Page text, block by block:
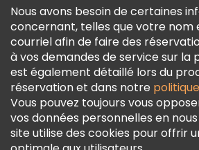
Politique En Matière De Cookies
Freetour Prix
Programme De Fidélité
Nous avons besoin de certaines
concernant, telles que votre nom
courriel afin de faire des
à vos demandes de service sur la
est également détaillé lors du
réservation et dans notre
Vous pouvez toujours vous
vos données personnelles en
site utilise des cookies pour offrir